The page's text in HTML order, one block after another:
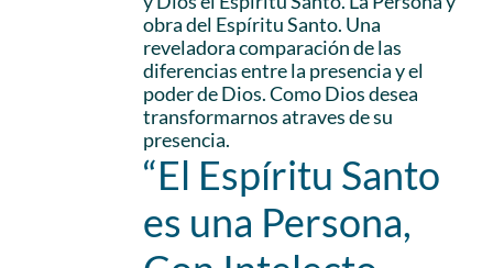
obra del Espíritu Santo. Una
reveladora comparación de las
diferencias entre la presencia y el
poder de Dios. Como Dios desea
transformarnos atraves de su
presencia.
“El Espíritu Santo
es una Persona,